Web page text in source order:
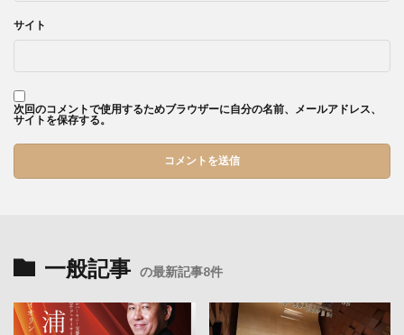
サイト
次回のコメントで使用するためブラウザーに自分の名前、メールアドレス、
サイトを保存する。
一般記事 の最新記事8件